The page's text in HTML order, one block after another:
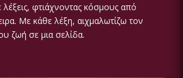
φτιάχνοντας κόσμους από
Με κάθε λέξη, αιχμαλωτίζω τον
ζωή σε μια σελίδα.